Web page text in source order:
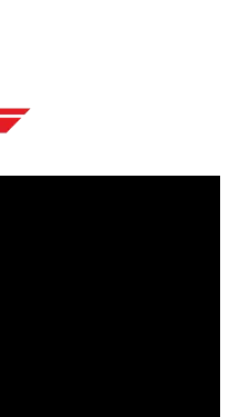
Používáme soubory cookie k
Informace o tom, jak používáte